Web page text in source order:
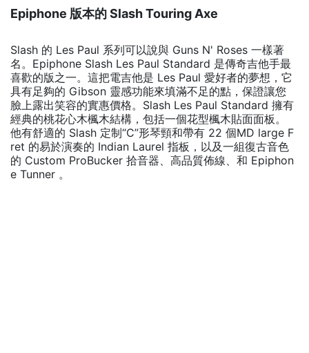
Epiphone 版本的 Slash Touring Axe
Slash 的 Les Paul 系列可以說與 Guns N' Roses 一樣著
名。Epiphone Slash Les Paul Standard 是傳奇吉他手最
喜歡的版之一。這把電吉他是 Les Paul 愛好者的夢想，它
具有足夠的 Gibson 靈感功能來填滿不足的點，保證讓您
臉上露出笑容的實惠價格。Slash Les Paul Standard 擁有
經典的桃花心木楓木結構，包括一個花型楓木貼面面板。
他有舒適的 Slash 定制“C”形琴頸和帶有 22 個MD large F
ret 的易於演奏的 Indian Laurel 指板，以及一組復古音色
的 Custom ProBucker 拾音器、高品質佈線、和 Epiphon
e Tunner 。